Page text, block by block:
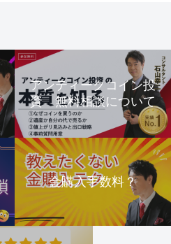
アンティークコイン投
資 無料相談について
金購入手数料？